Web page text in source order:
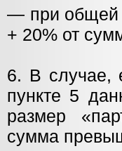
— при общей
+ 20% от
6. В случае,
пункте 5
размер
сумма